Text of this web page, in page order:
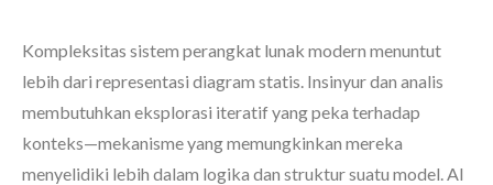
Kompleksitas sistem perangkat lunak modern menuntut
lebih dari representasi diagram statis. Insinyur dan analis
membutuhkan eksplorasi iteratif yang peka terhadap
konteks—mekanisme yang memungkinkan mereka
menyelidiki lebih dalam logika dan struktur suatu model. AI